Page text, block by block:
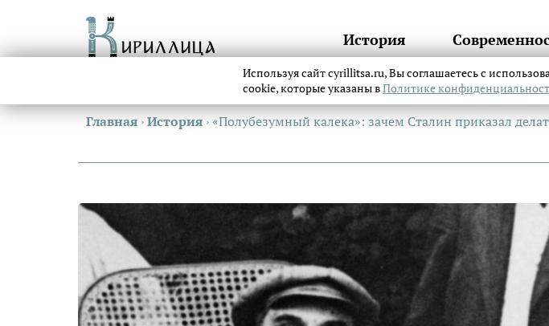
История
Главная ›История ›«Полубезумный калека»: зачем Сталин приказал
Используя сайт cyrillitsa.ru, Вы соглашаетесь с
cookie, которые указаны вПолитике